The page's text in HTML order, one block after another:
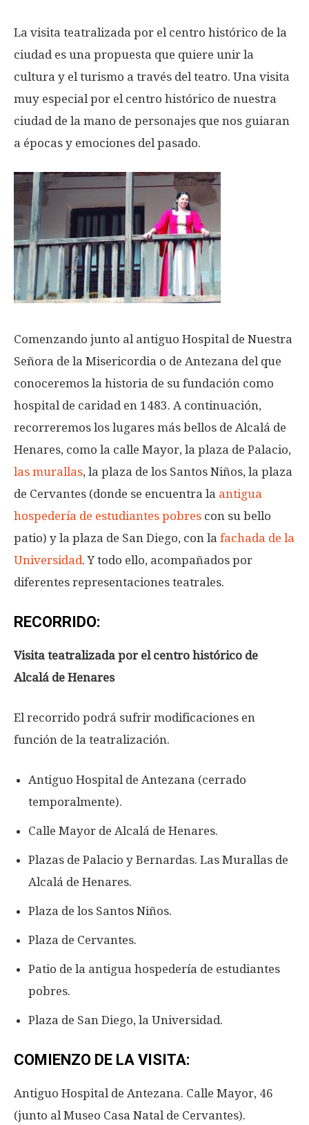
La visita teatralizada por el centro histórico de la
ciudad es una propuesta que quiere unir la
cultura y el turismo a través del teatro. Una visita
muy especial por el centro histórico de nuestra
ciudad de la mano de personajes que nos guiaran
a épocas y emociones del pasado.
Comenzando junto al antiguo Hospital de Nuestra
Señora de la Misericordia o de Antezana del que
conoceremos la historia de su fundación como
hospital de caridad en 1483. A continuación,
recorreremos los lugares más bellos de Alcalá de
Henares, como la calle Mayor, la plaza de Palacio,
las murallas, la plaza de los Santos Niños, la plaza
de Cervantes (donde se encuentra la antigua
hospedería de estudiantes pobres con su bello
patio) y la plaza de San Diego, con la fachada de la
Universidad. Y todo ello, acompañados por
diferentes representaciones teatrales.
RECORRIDO:
Visita teatralizada por el centro histórico de
Alcalá de Henares
El recorrido podrá sufrir modificaciones en
función de la teatralización.
Antiguo Hospital de Antezana (cerrado
temporalmente).
Calle Mayor de Alcalá de Henares.
Plazas de Palacio y Bernardas. Las Murallas de
Alcalá de Henares.
Plaza de los Santos Niños.
Plaza de Cervantes.
Patio de la antigua hospedería de estudiantes
pobres.
Plaza de San Diego, la Universidad.
COMIENZO DE LA VISITA:
Antiguo Hospital de Antezana. Calle Mayor, 46
(junto al Museo Casa Natal de Cervantes).